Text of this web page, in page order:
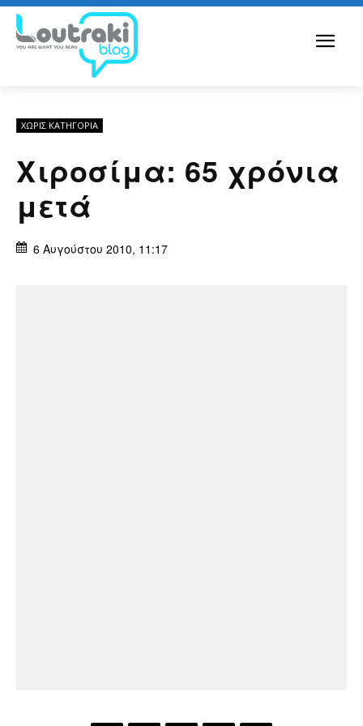
ΧΩΡΊΣ ΚΑΤΗΓΟΡΊΑ
Χιροσίμα: 65 χρόνια
μετά
6 Αυγούστου 2010, 11:17